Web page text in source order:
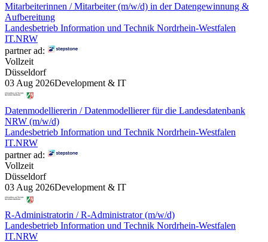
Mitarbeiterinnen / Mitarbeiter (m/w/d) in der Datengewinnung &
Aufbereitung
Landesbetrieb Information und Technik Nordrhein-Westfalen
IT.NRW
partner ad:
Vollzeit
Düsseldorf
03 Aug 2026Development & IT
Datenmodelliererin / Datenmodellierer für die Landesdatenbank
NRW (m/w/d)
Landesbetrieb Information und Technik Nordrhein-Westfalen
IT.NRW
partner ad:
Vollzeit
Düsseldorf
03 Aug 2026Development & IT
R-Administratorin / R-Administrator (m/w/d)
Landesbetrieb Information und Technik Nordrhein-Westfalen
IT.NRW